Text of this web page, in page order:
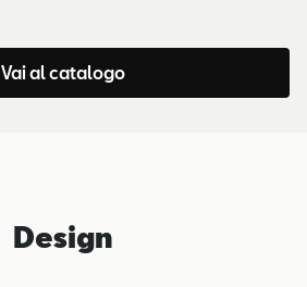
Vai al catalogo
Design